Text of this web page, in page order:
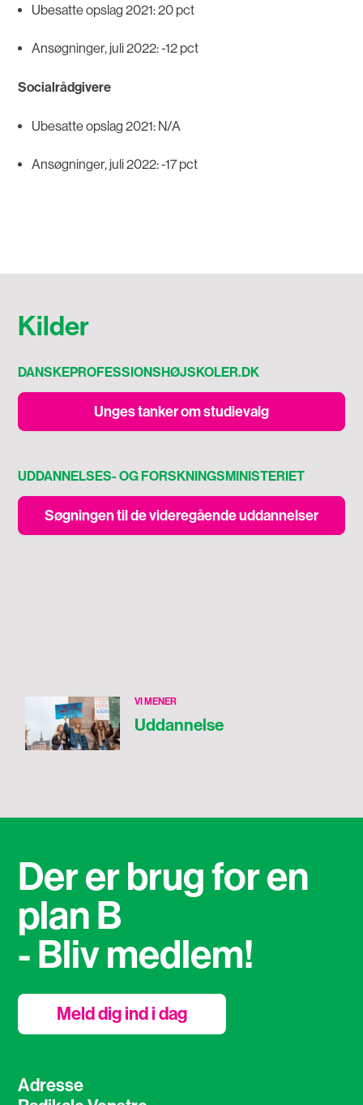
Ubesatte opslag 2021: 20 pct
Ansøgninger, juli 2022: -12 pct
Socialrådgivere
Ubesatte opslag 2021: N/A
Ansøgninger, juli 2022: -17 pct
Kilder
DANSKEPROFESSIONSHØJSKOLER.DK
Unges tanker om studievalg
UDDANNELSES- OG FORSKNINGSMINISTERIET
Søgningen til de videregående uddannelser
VI MENER
Uddannelse
Adresse
Der er brug for en
plan B
- Bliv medlem!
Meld dig ind i dag